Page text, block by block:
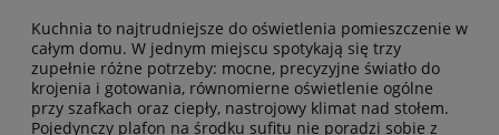
Kuchnia to najtrudniejsze do oświetlenia pomieszczenie w
całym domu. W jednym miejscu spotykają się trzy
zupełnie różne potrzeby: mocne, precyzyjne światło do
krojenia i gotowania, równomierne oświetlenie ogólne
przy szafkach oraz ciepły, nastrojowy klimat nad stołem.
Pojedynczy plafon na środku sufitu nie poradzi sobie z